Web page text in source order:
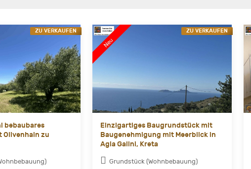
bebaubares
Olivenhain zu
ZU VERKAUFEN
Einzigartiges Baugrundstück mit
Baugenehmigung mit Meerblick in
Agia Galini, Kreta
Grundstück (Wohnbebauung)
ZU VERKAUFEN